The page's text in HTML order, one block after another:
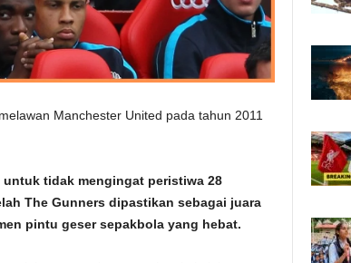
Manchester United pada tahun 2011
tidak mengingat peristiwa 28
The Gunners dipastikan sebagai juara
pintu geser sepakbola yang hebat.